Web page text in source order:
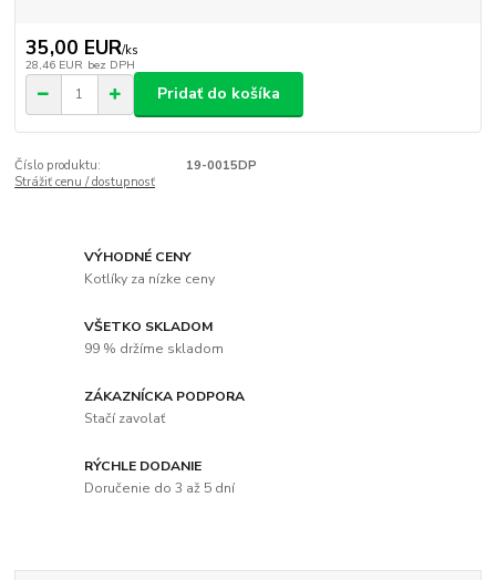
35,00 EUR/ks
28,46 EUR bez DPH
Pridať do košíka
Číslo produktu:
19-0015DP
Strážiť cenu / dostupnosť
VÝHODNÉ CENY
Kotlíky za nízke ceny
VŠETKO SKLADOM
99 % držíme skladom
ZÁKAZNÍCKA PODPORA
Stačí zavolať
RÝCHLE DODANIE
Doručenie do 3 až 5 dní